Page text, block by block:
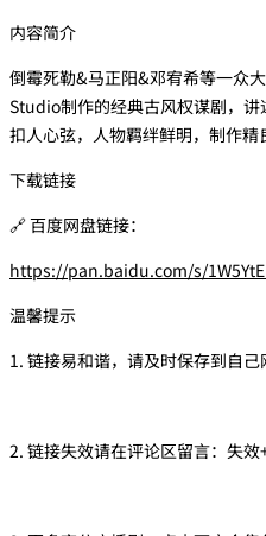
内容简介
倒霉死勒&马正阳&邓宥希等一众
Studio制作的经典古风权谋剧，
扣人心弦，人物羁绊鲜明，制作精
下载链接
🔗 百度网盘链接：
https://pan.baidu.com/s/
温馨提示
1. 链接易和谐，请及时保存到自己
2. 链接失效请在评论区留言：失